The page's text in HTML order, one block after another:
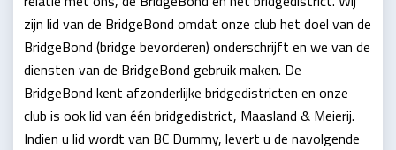
zijn lid van de BridgeBond omdat onze club het doel van de
BridgeBond (bridge bevorderen) onderschrijft en we van de
diensten van de BridgeBond gebruik maken. De
BridgeBond kent afzonderlijke bridgedistricten en onze
club is ook lid van één bridgedistrict, Maasland & Meierij.
Indien u lid wordt van BC Dummy, levert u de navolgende